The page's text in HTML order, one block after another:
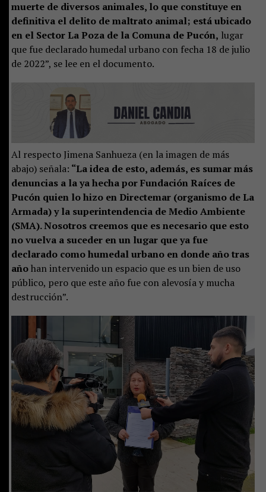
muerte de diversos animales, lo que constituye en
definitiva el delito de maltrato animal; está ubicado
en el Sector La Poza de la Comuna de Pucón, lugar
que fue declarado humedal urbano con fecha 18 de julio
de 2022”, se lee en el documento.
Al respecto Jimena Sanhueza (en la imagen de más
abajo) señala: “La idea de esto, además, es sumar más
denuncias a la ya hecha por Fundación Raíces de
Pucón quien lo hizo en Directemar (organismo de La
Armada) y la superintendencia de Medio Ambiente
(SMA). Nosotros creemos que es necesario que esto
no vuelva a suceder en un lugar que ya fue
declarado como humedal urbano en donde año tras
añohan intervenido un espacio que es un bien de uso
público, pero que este año fue con alevosía y mucha
destrucción”.